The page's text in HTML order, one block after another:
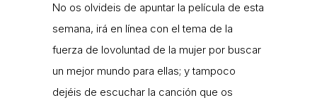
No os olvideis de apuntar la película de esta
semana, irá en línea con el tema de la
fuerza de lovoluntad de la mujer por buscar
un mejor mundo para ellas; y tampoco
dejéis de escuchar la canción que os